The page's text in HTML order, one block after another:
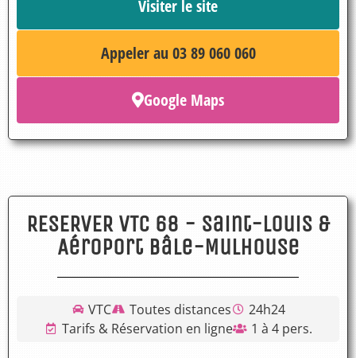
Visiter le site
Appeler au 03 89 060 060
Google Maps
RESERVER VTC 68 - Saint-Louis &
Aéroport Bâle-Mulhouse
VTC Toutes distances
24h24
Tarifs & Réservation en ligne
1 à 4 pers.